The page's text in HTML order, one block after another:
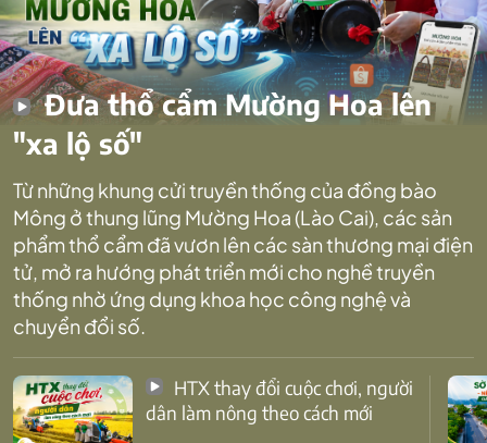
Đưa thổ cẩm Mường Hoa lên
"xa lộ số"
Từ những khung cửi truyền thống của đồng bào
Mông ở thung lũng Mường Hoa (Lào Cai), các sản
phẩm thổ cẩm đã vươn lên các sàn thương mại điện
tử, mở ra hướng phát triển mới cho nghề truyền
thống nhờ ứng dụng khoa học công nghệ và
chuyển đổi số.
dân làm nông theo cách mới